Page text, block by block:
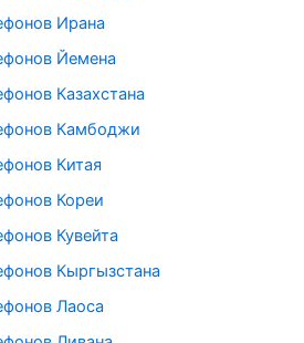
Ирана
Йемена
Казахстана
Камбоджи
Китая
Кореи
Кувейта
Кыргызстана
Лаоса